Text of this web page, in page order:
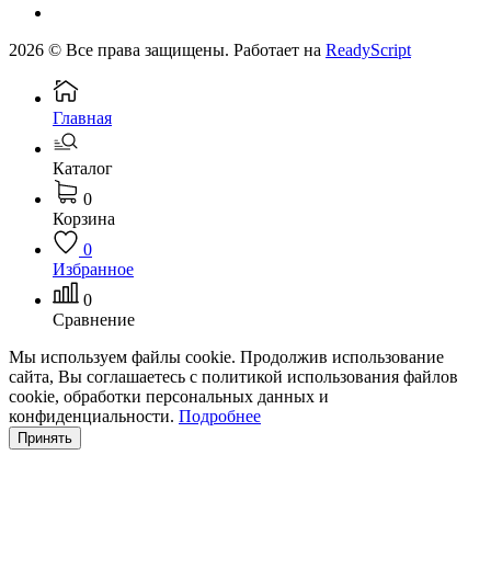
2026 © Все права защищены. Работает на ReadyScript
Главная
Каталог
0
Корзина
0
Избранное
0
Сравнение
Мы используем файлы cookie. Продолжив использование
сайта, Вы соглашаетесь с политикой использования файлов
cookie, обработки персональных данных и
конфиденциальности. Подробнее
Принять